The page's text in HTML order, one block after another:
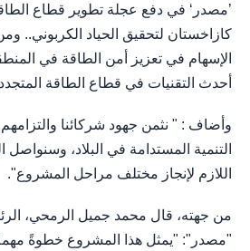
’مصدر‘ في دفع عجلة تطوير قطاع
كازاخستان لتحقيق الحياد الكربوني..
الإسهام في تعزيز أمن الطاقة في
أحدث التقنيات في قطاع الطاقة
وأضاف : " نثمن جهود شركائنا
التنمية المستدامة في البلاد، وسنواصل
اللازم لإنجاز مختلف مراحل المشروع".
من جهته، قال محمد جميل الرمحي،
"مصدر": "يمثل هذا المشروع خطوةً مهمةً